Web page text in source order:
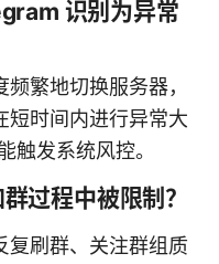
识别为异常
繁地切换服务器，
短时间内进行异常大
触发系统风控。
过程中被限制？
复刷群、关注群组质